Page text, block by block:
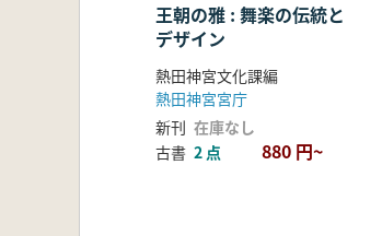
王朝の雅 : 舞楽の伝統と
デザイン
熱田神宮文化課編
熱田神宮宮庁
新刊 在庫なし
古書 2 点 880 円~